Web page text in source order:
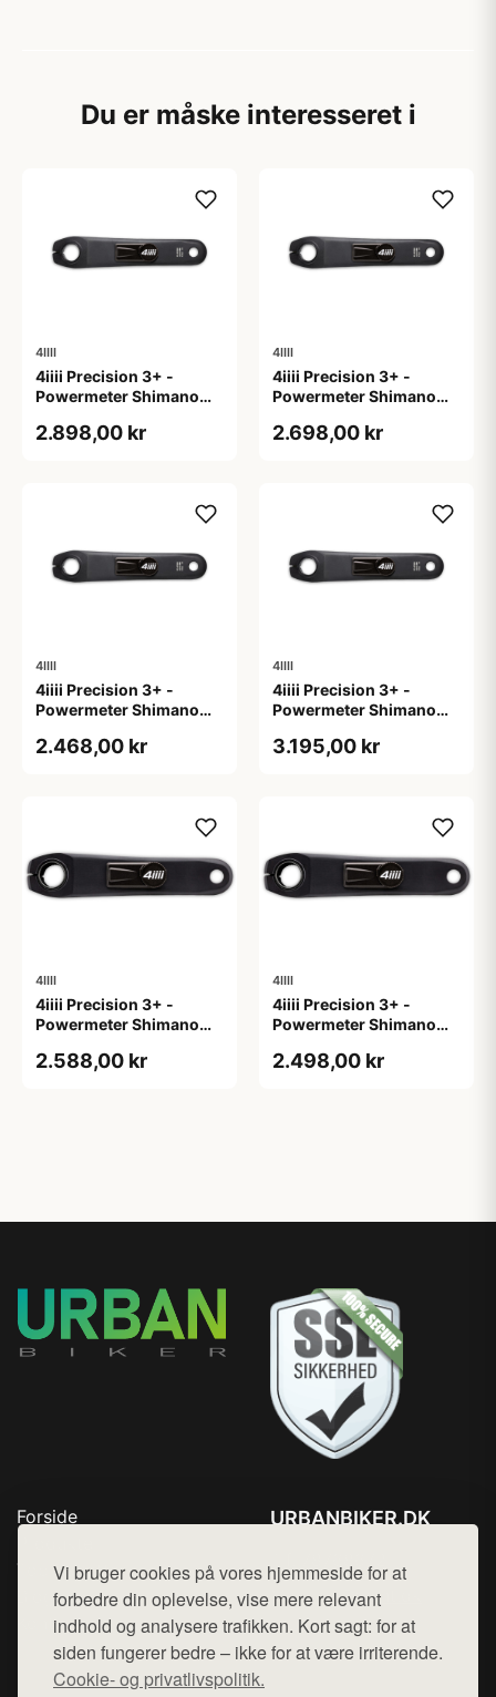
Vi bruger cookies på vores hjemmeside for at
forbedre din oplevelse, vise mere relevant
indhold og analysere trafikken. Kort sagt: for at
siden fungerer bedre – ikke for at være irriterende.
Cookie- og privatlivspolitik.
Du er måske interesseret i
4IIII
4iiii Precision 3+ -
Powermeter Shimano
- 165mm
2.898,00 kr
4IIII
4iiii Precision 3+ -
Powermeter Shimano
- 170mm
2.698,00 kr
4IIII
4iiii Precision 3+ -
Powermeter Shimano
- 172,5mm
2.468,00 kr
4IIII
4iiii Precision 3+ -
Powermeter Shimano
- 175mm
3.195,00 kr
4IIII
4iiii Precision 3+ -
Powermeter Shimano
- 165mm
2.588,00 kr
4IIII
4iiii Precision 3+ -
Powermeter Shimano
- 170mm
2.498,00 kr
Forside
Top Rabatter
Blog
Kontakt
URBANBIKER.DK
Mail: hej@want.dk
Cookie- og privatlivspolitik